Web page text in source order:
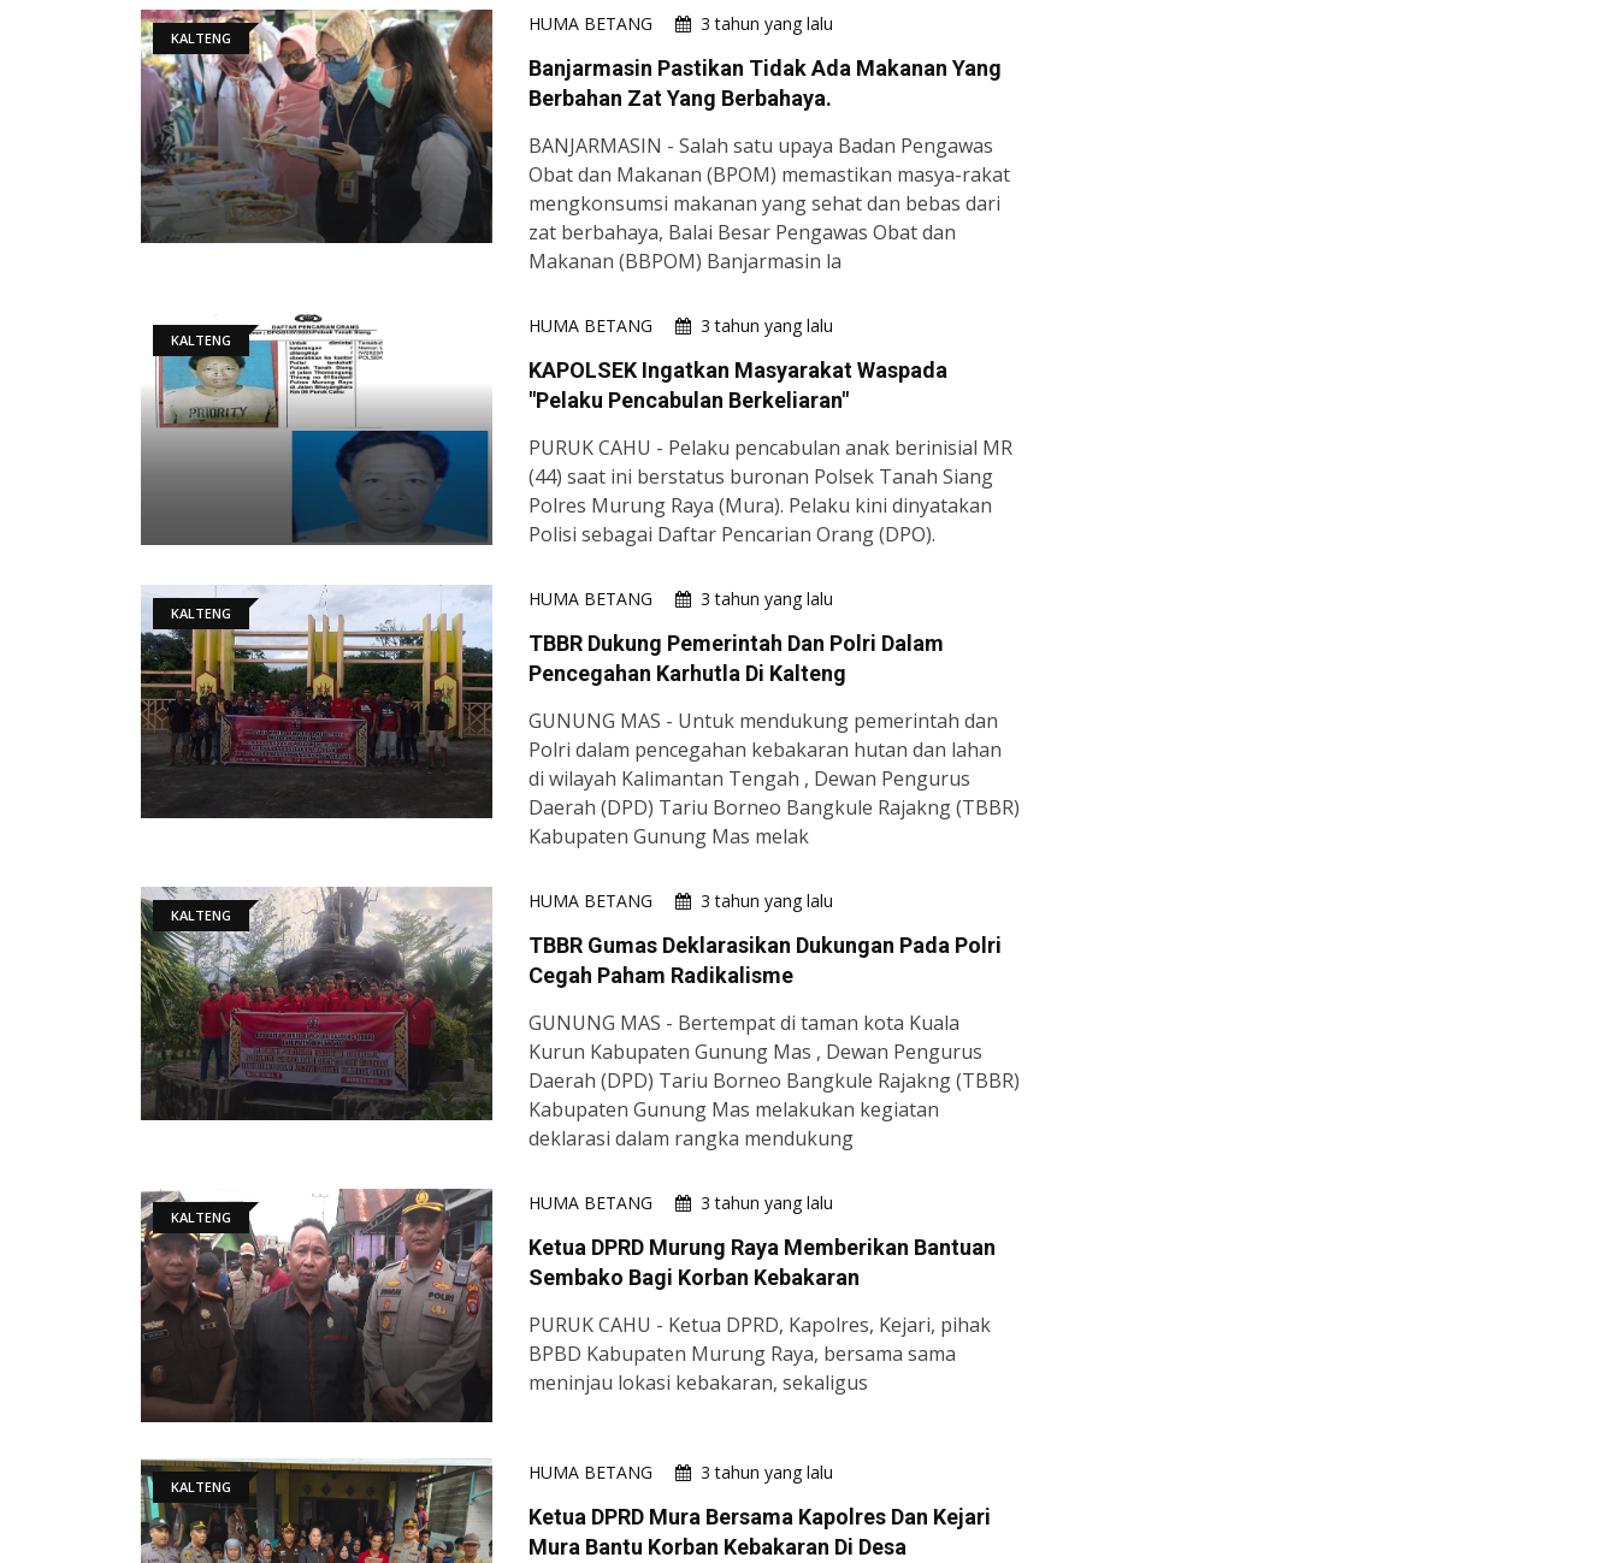
KALTENG
HUMA BETANG 3 tahun yang lalu
Banjarmasin Pastikan Tidak Ada Makanan Yang
Berbahan Zat Yang Berbahaya.
BANJARMASIN - Salah satu upaya Badan Pengawas
Obat dan Makanan (BPOM) memastikan masya-rakat
mengkonsumsi makanan yang sehat dan bebas dari
zat berbahaya, Balai Besar Pengawas Obat dan
Makanan (BBPOM) Banjarmasin la
KALTENG
HUMA BETANG 3 tahun yang lalu
KAPOLSEK Ingatkan Masyarakat Waspada
"Pelaku Pencabulan Berkeliaran"
PURUK CAHU - Pelaku pencabulan anak berinisial MR
(44) saat ini berstatus buronan Polsek Tanah Siang
Polres Murung Raya (Mura). Pelaku kini dinyatakan
Polisi sebagai Daftar Pencarian Orang (DPO).
KALTENG
HUMA BETANG 3 tahun yang lalu
TBBR Dukung Pemerintah Dan Polri Dalam
Pencegahan Karhutla Di Kalteng
GUNUNG MAS - Untuk mendukung pemerintah dan
Polri dalam pencegahan kebakaran hutan dan lahan
di wilayah Kalimantan Tengah , Dewan Pengurus
Daerah (DPD) Tariu Borneo Bangkule Rajakng (TBBR)
Kabupaten Gunung Mas melak
KALTENG
HUMA BETANG 3 tahun yang lalu
TBBR Gumas Deklarasikan Dukungan Pada Polri
Cegah Paham Radikalisme
GUNUNG MAS - Bertempat di taman kota Kuala
Kurun Kabupaten Gunung Mas , Dewan Pengurus
Daerah (DPD) Tariu Borneo Bangkule Rajakng (TBBR)
Kabupaten Gunung Mas melakukan kegiatan
deklarasi dalam rangka mendukung
KALTENG
HUMA BETANG 3 tahun yang lalu
Ketua DPRD Murung Raya Memberikan Bantuan
Sembako Bagi Korban Kebakaran
PURUK CAHU - Ketua DPRD, Kapolres, Kejari, pihak
BPBD Kabupaten Murung Raya, bersama sama
meninjau lokasi kebakaran, sekaligus
KALTENG
HUMA BETANG 3 tahun yang lalu
Ketua DPRD Mura Bersama Kapolres Dan Kejari
Mura Bantu Korban Kebakaran Di Desa